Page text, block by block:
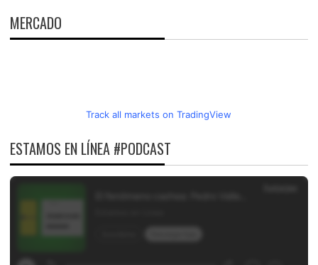
MERCADO
Track all markets on TradingView
ESTAMOS EN LÍNEA #PODCAST